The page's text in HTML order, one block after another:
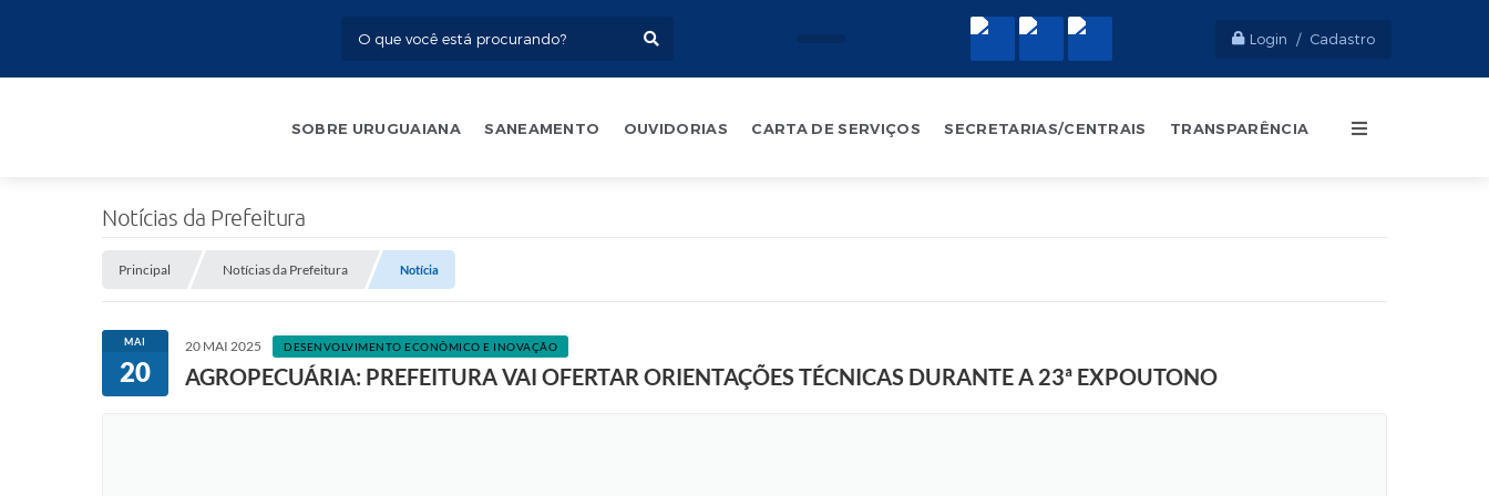
Login / Cadastro
SOBRE URUGUAIANA SANEAMENTO OUVIDORIAS CARTA DE SERVIÇOS SECRETARIAS/CENTRAIS TRANSPARÊNCIA
Notícias da Prefeitura
Principal Notícias da Prefeitura Notícia
MAI
20
20 MAI 2025 DESENVOLVIMENTO ECONÔMICO E INOVAÇÃO
AGROPECUÁRIA: PREFEITURA VAI OFERTAR ORIENTAÇÕES TÉCNICAS DURANTE A 23ª EXPOUTONO